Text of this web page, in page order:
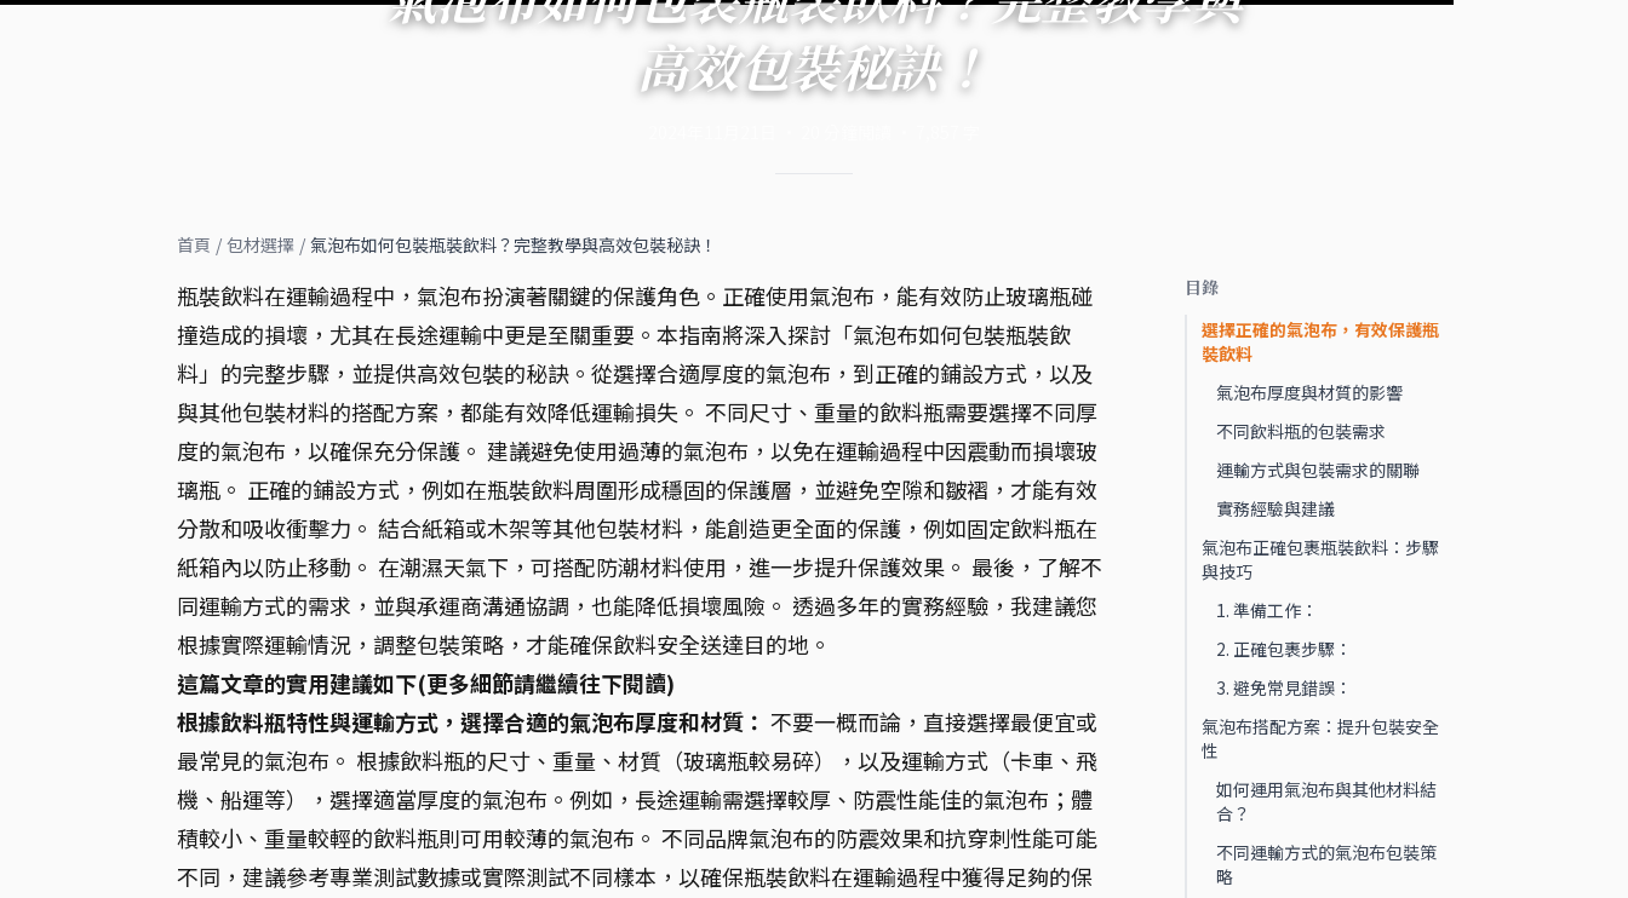
高效包裝秘訣！
首頁 / 包材選擇 / 氣泡布如何包裝瓶裝飲料？完整教學與高效包裝秘訣！
瓶裝飲料在運輸過程中，氣泡布扮演著關鍵的保護角色。正確使用氣泡布，能有效防止玻璃瓶碰
撞造成的損壞，尤其在長途運輸中更是至關重要。本指南將深入探討「氣泡布如何包裝瓶裝飲
料」的完整步驟，並提供高效包裝的秘訣。從選擇合適厚度的氣泡布，到正確的鋪設方式，以及
與其他包裝材料的搭配方案，都能有效降低運輸損失。 不同尺寸、重量的飲料瓶需要選擇不同厚
度的氣泡布，以確保充分保護。 建議避免使用過薄的氣泡布，以免在運輸過程中因震動而損壞玻
璃瓶。 正確的鋪設方式，例如在瓶裝飲料周圍形成穩固的保護層，並避免空隙和皺褶，才能有效
分散和吸收衝擊力。 結合紙箱或木架等其他包裝材料，能創造更全面的保護，例如固定飲料瓶在
紙箱內以防止移動。 在潮濕天氣下，可搭配防潮材料使用，進一步提升保護效果。 最後，了解不
同運輸方式的需求，並與承運商溝通協調，也能降低損壞風險。 透過多年的實務經驗，我建議您
根據實際運輸情況，調整包裝策略，才能確保飲料安全送達目的地。
這篇文章的實用建議如下(更多細節請繼續往下閱讀)
根據飲料瓶特性與運輸方式，選擇合適的氣泡布厚度和材質： 不要一概而論，直接選擇最便宜或
最常見的氣泡布。 根據飲料瓶的尺寸、重量、材質（玻璃瓶較易碎），以及運輸方式（卡車、飛
機、船運等），選擇適當厚度的氣泡布。例如，長途運輸需選擇較厚、防震性能佳的氣泡布；體
積較小、重量較輕的飲料瓶則可用較薄的氣泡布。 不同品牌氣泡布的防震效果和抗穿刺性能可能
不同，建議參考專業測試數據或實際測試不同樣本，以確保瓶裝飲料在運輸過程中獲得足夠的保
目錄
選擇正確的氣泡布，有效保護瓶
裝飲料
氣泡布厚度與材質的影響
不同飲料瓶的包裝需求
運輸方式與包裝需求的關聯
實務經驗與建議
氣泡布正確包裹瓶裝飲料：步驟
與技巧
1. 準備工作：
2. 正確包裹步驟：
3. 避免常見錯誤：
氣泡布搭配方案：提升包裝安全
性
如何運用氣泡布與其他材料結
合？
不同運輸方式的氣泡布包裝策
略